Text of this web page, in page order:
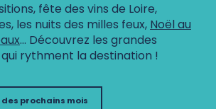
fête des vins de Loire,
les nuits des milles feux, Noël au
… Découvrez les grandes
rythment la destination !
prochains mois